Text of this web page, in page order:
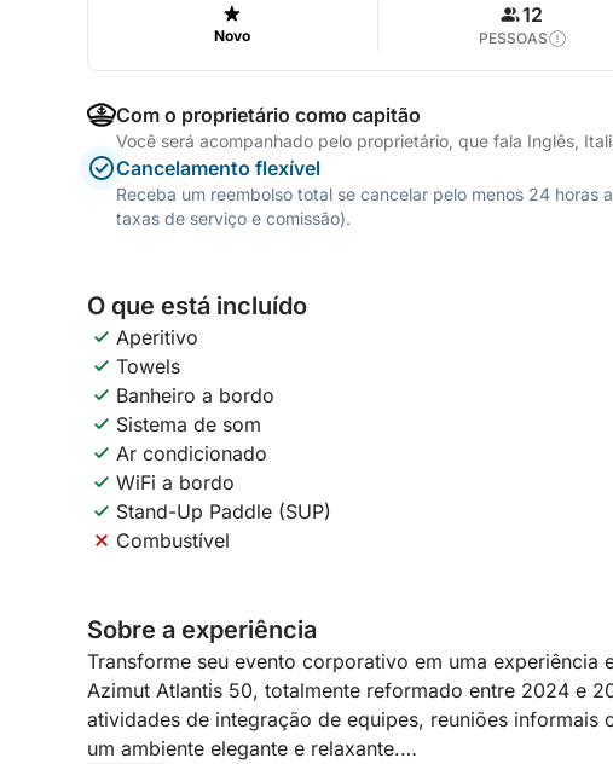
Novo
12
PESSOAS
Com o proprietário como capitão
Você será acompanhado pelo proprietário, que fala Inglês,
Cancelamento flexível
Receba um reembolso total se cancelar pelo menos 24 horas
taxas de serviço e comissão).
O que está incluído
Aperitivo
Towels
Banheiro a bordo
Sistema de som
Ar condicionado
WiFi a bordo
Stand-Up Paddle (SUP)
Combustível
Sobre a experiência
Transforme seu evento corporativo em uma
Azimut Atlantis 50, totalmente reformado entre 2024 e
atividades de integração de equipes, reuniões informais
um ambiente elegante e relaxante.